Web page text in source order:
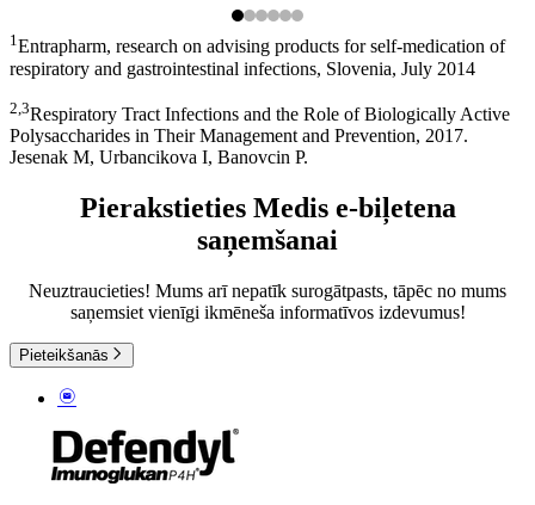
1Entrapharm, research on advising products for self-medication of
respiratory and gastrointestinal infections, Slovenia, July 2014
2,3Respiratory Tract Infections and the Role of Biologically Active
Polysaccharides in Their Management and Prevention, 2017.
Jesenak M, Urbancikova I, Banovcin P.
Pierakstieties Medis e-biļetena
saņemšanai
Neuztraucieties! Mums arī nepatīk surogātpasts, tāpēc no mums
saņemsiet vienīgi ikmēneša informatīvos izdevumus!
Pieteikšanās